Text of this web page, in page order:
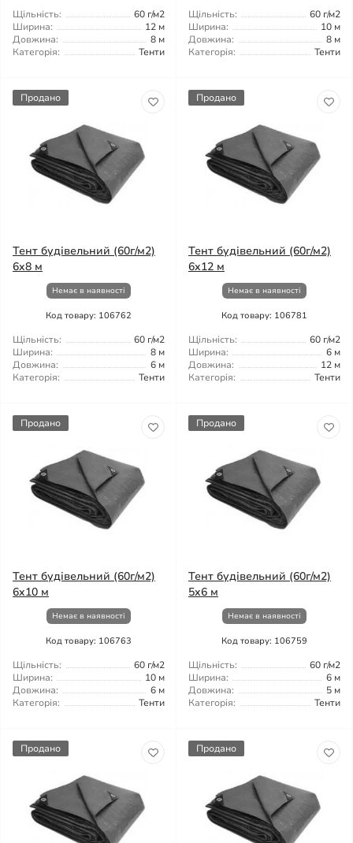
Щільність:
60 г/м2
Ширина:
12 м
Довжина:
8 м
Категорія:
Тенти
Щільність:
60 г/м2
Ширина:
10 м
Довжина:
8 м
Категорія:
Тенти
Продано
Тент будівельний (60г/м2)
6x8 м
Немає в наявності
Код товару: 106762
Щільність:
60 г/м2
Ширина:
8 м
Довжина:
6 м
Категорія:
Тенти
Продано
Тент будівельний (60г/м2)
6x12 м
Немає в наявності
Код товару: 106781
Щільність:
60 г/м2
Ширина:
6 м
Довжина:
12 м
Категорія:
Тенти
Продано
Тент будівельний (60г/м2)
6x10 м
Немає в наявності
Код товару: 106763
Щільність:
60 г/м2
Ширина:
10 м
Довжина:
6 м
Категорія:
Тенти
Продано
Тент будівельний (60г/м2)
5x6 м
Немає в наявності
Код товару: 106759
Щільність:
60 г/м2
Ширина:
6 м
Довжина:
5 м
Категорія:
Тенти
Продано Продано